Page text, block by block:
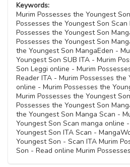
Keywords:
Murim Possesses the Youngest
Possesses the Youngest Son Scan
Possesses the Youngest Son
Possesses the Youngest Son
the Youngest Son MangaEden -
Youngest Son SUB ITA - Murim
Son Leggi online - Murim
Reader ITA - Murim Possesses the
online - Murim Possesses the
Murim Possesses the Youngest
Possesses the Youngest Son
the Youngest Son Manga Scan -
Youngest Son Scan manga online
Youngest Son ITA Scan -
Youngest Son - Scan ITA Murim
Son - Read online Murim